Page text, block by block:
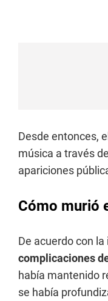
Desde entonces, el
música a través
apariciones
Cómo murió
De acuerdo con
complicaciones
había mantenido
se había